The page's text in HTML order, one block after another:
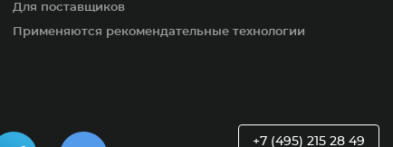
Для поставщиков
Применяются рекомендательные технологии
+7 (495) 215 28 49